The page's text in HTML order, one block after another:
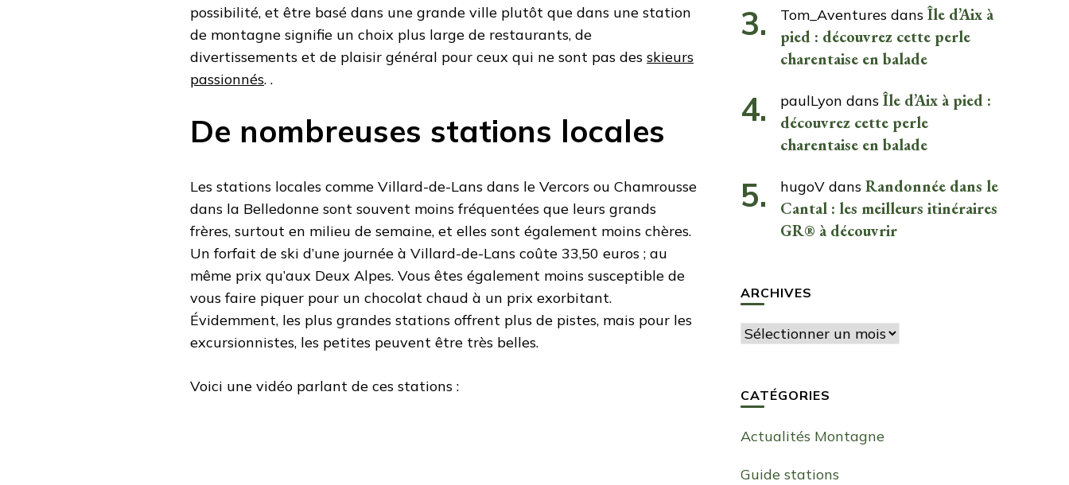
possibilité, et être basé dans une grande ville plutôt que dans une station
de montagne signifie un choix plus large de restaurants, de
divertissements et de plaisir général pour ceux qui ne sont pas des skieurs
passionnés. .
De nombreuses stations locales
Les stations locales comme Villard-de-Lans dans le Vercors ou Chamrousse
dans la Belledonne sont souvent moins fréquentées que leurs grands
frères, surtout en milieu de semaine, et elles sont également moins chères.
Un forfait de ski d’une journée à Villard-de-Lans coûte 33,50 euros ; au
même prix qu’aux Deux Alpes. Vous êtes également moins susceptible de
vous faire piquer pour un chocolat chaud à un prix exorbitant.
Évidemment, les plus grandes stations offrent plus de pistes, mais pour les
excursionnistes, les petites peuvent être très belles.
Voici une vidéo parlant de ces stations :
Tom_Aventuresdans Île d’Aix à
pied : découvrez cette perle
charentaise en balade
paulLyon dans Île d’Aix à pied :
découvrez cette perle
charentaise en balade
hugoVdans Randonnée dans le
Cantal : les meilleurs itinéraires
GR® à découvrir
ARCHIVES
Archives
CATÉGORIES
Actualités Montagne
Guide stations